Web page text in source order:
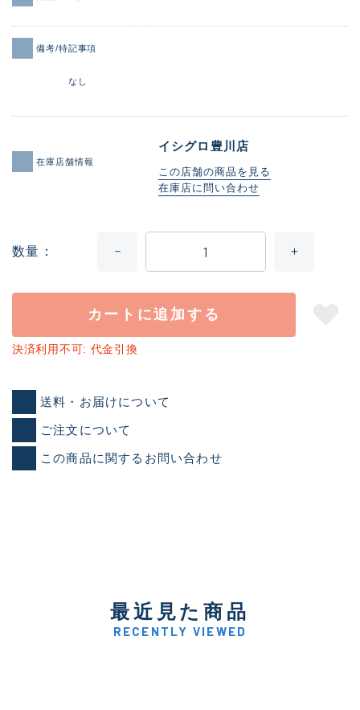
備考/特記事項
なし
在庫店舗情報
イシグロ豊川店
この店舗の商品を見る
在庫店に問い合わせ
数量
カートに追加する
決済利用不可: 代金引換
送料・お届けについて
ご注文について
この商品に関するお問い合わせ
最近見た商品
RECENTLY VIEWED